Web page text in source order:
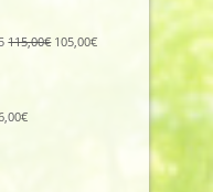
est :
40,00€.
115,00€ Le
105,00€Le
€Le